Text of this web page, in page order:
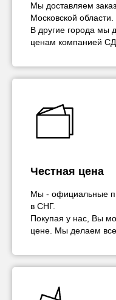
Мы доставляем
Московской области.
В другие города мы
ценам компанией
Честная цена
Мы - официальные
в СНГ.
Покупая у нас, Вы
цене. Мы делаем все